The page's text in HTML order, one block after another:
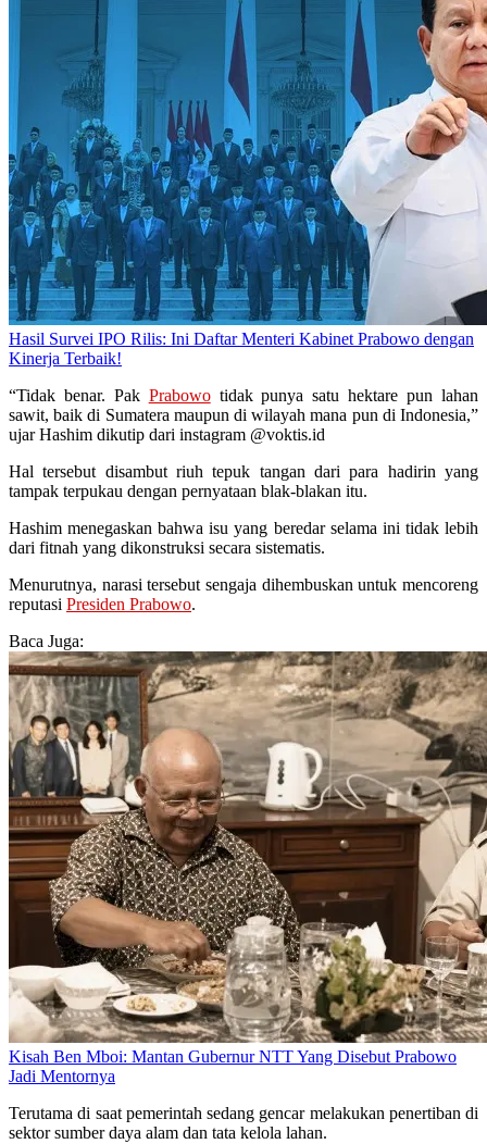
Hasil Survei IPO Rilis: Ini Daftar Menteri Kabinet Prabowo dengan
Kinerja Terbaik!
“Tidak benar. Pak Prabowotidak punya satu hektare pun lahan
sawit, baik di Sumatera maupun di wilayah mana pun di Indonesia,”
ujar Hashim dikutip dari instagram @voktis.id
Hal tersebut disambut riuh tepuk tangan dari para hadirin yang
tampak terpukau dengan pernyataan blak-blakan itu.
Hashim menegaskan bahwa isu yang beredar selama ini tidak lebih
dari fitnah yang dikonstruksi secara sistematis.
Menurutnya, narasi tersebut sengaja dihembuskan untuk mencoreng
reputasi Presiden Prabowo.
Baca Juga:
Kisah Ben Mboi: Mantan Gubernur NTT Yang Disebut Prabowo
Jadi Mentornya
Terutama di saat pemerintah sedang gencar melakukan penertiban di
sektor sumber daya alam dan tata kelola lahan.